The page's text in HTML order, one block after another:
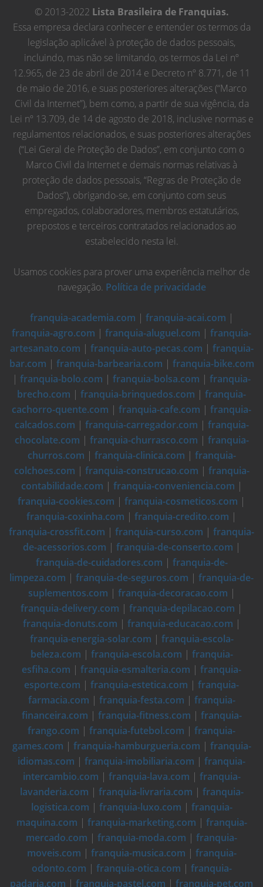
© 2013-2022 Lista Brasileira de Franquias.
Essa empresa declara conhecer e entender os termos da
legislação aplicável à proteção de dados pessoais,
incluindo, mas não se limitando, os termos da Lei nº
12.965, de 23 de abril de 2014 e Decreto nº 8.771, de 11
de maio de 2016, e suas posteriores alterações (“Marco
Civil da Internet”), bem como, a partir de sua vigência, da
Lei nº 13.709, de 14 de agosto de 2018, inclusive normas e
regulamentos relacionados, e suas posteriores alterações
(“Lei Geral de Proteção de Dados”, em conjunto com o
Marco Civil da Internet e demais normas relativas à
proteção de dados pessoais, “Regras de Proteção de
Dados”), obrigando-se, em conjunto com seus
empregados, colaboradores, membros estatutários,
prepostos e terceiros contratados relacionados ao
estabelecido nesta lei.
Usamos cookies para prover uma experiência melhor de
navegação. Política de privacidade
franquia-academia.com | franquia-acai.com |
franquia-agro.com | franquia-aluguel.com | franquia-
artesanato.com | franquia-auto-pecas.com | franquia-
bar.com | franquia-barbearia.com | franquia-bike.com
| franquia-bolo.com | franquia-bolsa.com | franquia-
brecho.com | franquia-brinquedos.com | franquia-
cachorro-quente.com | franquia-cafe.com | franquia-
calcados.com | franquia-carregador.com | franquia-
chocolate.com | franquia-churrasco.com | franquia-
churros.com | franquia-clinica.com | franquia-
colchoes.com | franquia-construcao.com | franquia-
contabilidade.com | franquia-conveniencia.com |
franquia-cookies.com | franquia-cosmeticos.com |
franquia-coxinha.com | franquia-credito.com |
franquia-crossfit.com | franquia-curso.com | franquia-
de-acessorios.com | franquia-de-conserto.com |
franquia-de-cuidadores.com | franquia-de-
limpeza.com | franquia-de-seguros.com | franquia-de-
suplementos.com | franquia-decoracao.com |
franquia-delivery.com | franquia-depilacao.com |
franquia-donuts.com | franquia-educacao.com |
franquia-energia-solar.com | franquia-escola-
beleza.com | franquia-escola.com | franquia-
esfiha.com | franquia-esmalteria.com | franquia-
esporte.com | franquia-estetica.com | franquia-
farmacia.com | franquia-festa.com | franquia-
financeira.com | franquia-fitness.com | franquia-
frango.com | franquia-futebol.com | franquia-
games.com | franquia-hamburgueria.com | franquia-
idiomas.com | franquia-imobiliaria.com | franquia-
intercambio.com | franquia-lava.com | franquia-
lavanderia.com | franquia-livraria.com | franquia-
logistica.com | franquia-luxo.com | franquia-
maquina.com | franquia-marketing.com | franquia-
mercado.com | franquia-moda.com | franquia-
moveis.com | franquia-musica.com | franquia-
odonto.com | franquia-otica.com | franquia-
padaria.com | franquia-pastel.com | franquia-pet.com